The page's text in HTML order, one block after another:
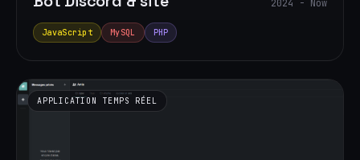
2024 - Now
JavaScript MySQL PHP
APPLICATION TEMPS RÉEL